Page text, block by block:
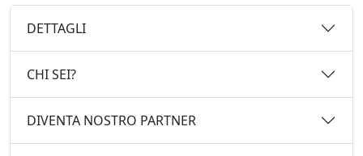
DETTAGLI
CHI SEI?
DIVENTA NOSTRO PARTNER